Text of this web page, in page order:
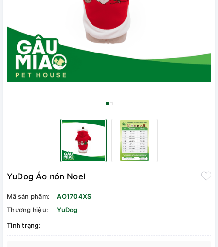
YuDog Áo nón Noel
Mã sản phẩm:
AO1704XS
Thương hiệu:
YuDog
Tình trạng: